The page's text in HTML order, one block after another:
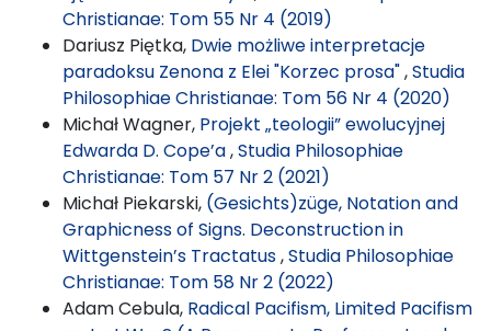
Christianae: Tom 55 Nr 4 (2019)
Dariusz Piętka, Dwie możliwe interpretacje
paradoksu Zenona z Elei "Korzec prosa",Studia
Philosophiae Christianae: Tom 56 Nr 4 (2020)
Michał Wagner, Projekt „teologii” ewolucyjnej
Edwarda D. Cope’a,Studia Philosophiae
Christianae: Tom 57 Nr 2 (2021)
Michał Piekarski, (Gesichts)züge, Notation and
Graphicness of Signs. Deconstruction in
Wittgenstein’s Tractatus,Studia Philosophiae
Christianae: Tom 58 Nr 2 (2022)
Adam Cebula, Radical Pacifism, Limited Pacifism